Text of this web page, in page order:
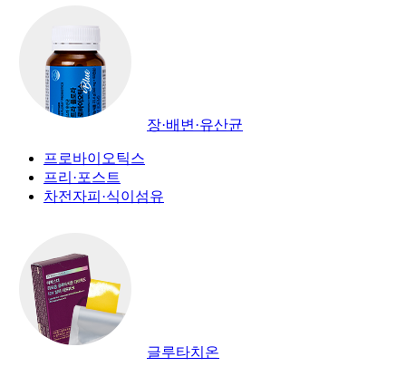
장·배변·유산균
프로바이오틱스
프리·포스트
차전자피·식이섬유
글루타치온